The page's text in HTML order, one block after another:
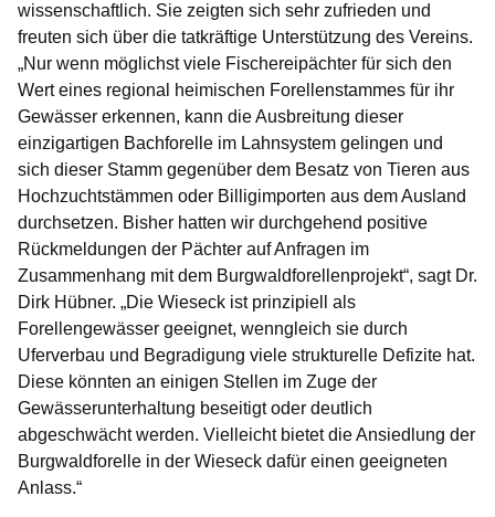
wissenschaftlich. Sie zeigten sich sehr zufrieden und
freuten sich über die tatkräftige Unterstützung des Vereins.
„Nur wenn möglichst viele Fischereipächter für sich den
Wert eines regional heimischen Forellenstammes für ihr
Gewässer erkennen, kann die Ausbreitung dieser
einzigartigen Bachforelle im Lahnsystem gelingen und
sich dieser Stamm gegenüber dem Besatz von Tieren aus
Hochzuchtstämmen oder Billigimporten aus dem Ausland
durchsetzen. Bisher hatten wir durchgehend positive
Rückmeldungen der Pächter auf Anfragen im
Zusammenhang mit dem Burgwaldforellenprojekt“, sagt Dr.
Dirk Hübner. „Die Wieseck ist prinzipiell als
Forellengewässer geeignet, wenngleich sie durch
Uferverbau und Begradigung viele strukturelle Defizite hat.
Diese könnten an einigen Stellen im Zuge der
Gewässerunterhaltung beseitigt oder deutlich
abgeschwächt werden. Vielleicht bietet die Ansiedlung der
Burgwaldforelle in der Wieseck dafür einen geeigneten
Anlass.“